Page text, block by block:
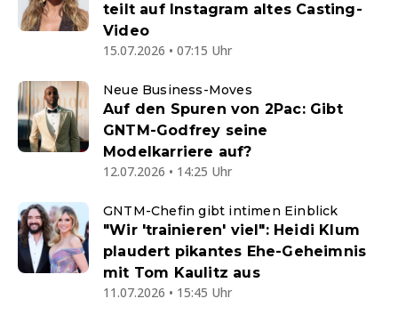
teilt auf Instagram altes Casting-
Video
15.07.2026 • 07:15 Uhr
Neue Business-Moves
Auf den Spuren von 2Pac: Gibt
GNTM-Godfrey seine
Modelkarriere auf?
12.07.2026 • 14:25 Uhr
GNTM-Chefin gibt intimen Einblick
"Wir 'trainieren' viel": Heidi Klum
plaudert pikantes Ehe-Geheimnis
mit Tom Kaulitz aus
11.07.2026 • 15:45 Uhr